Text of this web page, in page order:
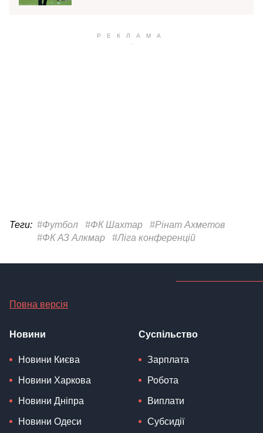
Теги: #Футбол #ФК Шахтар
#Рінат Ахметов
#ФК АЗ Алкмар
#Ліга конференцій
Повна версія
Новини
Новини Києва
Новини Харкова
Новини Дніпра
Новини Одеси
Суспільство
Зарплата
Робота
Виплати
Субсидії